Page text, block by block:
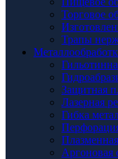
Торговое
Трапы
Защитная
Лазерная
Гибка
Аргоновая